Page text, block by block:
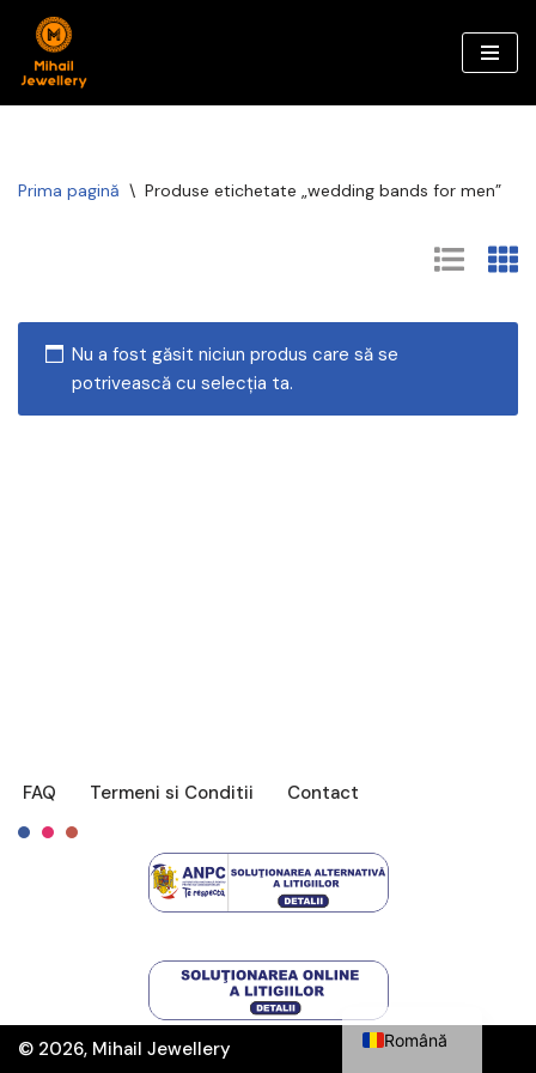
Sari
la
Prima pagină \ Produse etichetate „wedding bands for men”
Nu a fost găsit niciun produs care să se
potrivească cu selecția ta.
FAQ Termeni si Conditii Contact
© 2026, Mihail Jewellery Română